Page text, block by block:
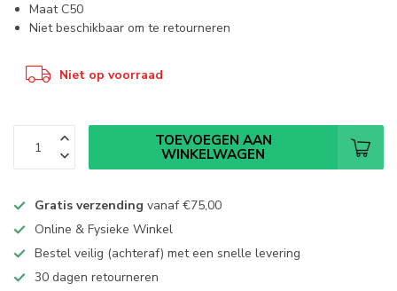
Maat C50
Niet beschikbaar om te retourneren
Niet op voorraad
TOEVOEGEN AAN
WINKELWAGEN
Gratis verzending vanaf€75,00
Online & Fysieke Winkel
Bestel veilig (achteraf) met een snelle levering
30 dagen retourneren